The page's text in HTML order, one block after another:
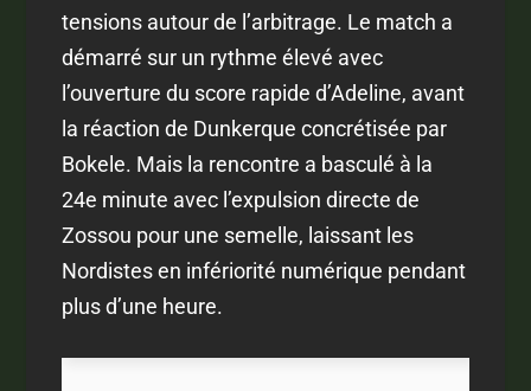
tensions autour de l’arbitrage. Le match a
démarré sur un rythme élevé avec
l’ouverture du score rapide d’Adeline, avant
la réaction de Dunkerque concrétisée par
Bokele. Mais la rencontre a basculé à la
24e minute avec l’expulsion directe de
Zossou pour une semelle, laissant les
Nordistes en infériorité numérique pendant
plus d’une heure.